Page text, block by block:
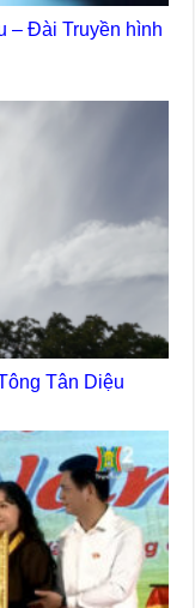
– Đài Truyền hình
Tân Diệu